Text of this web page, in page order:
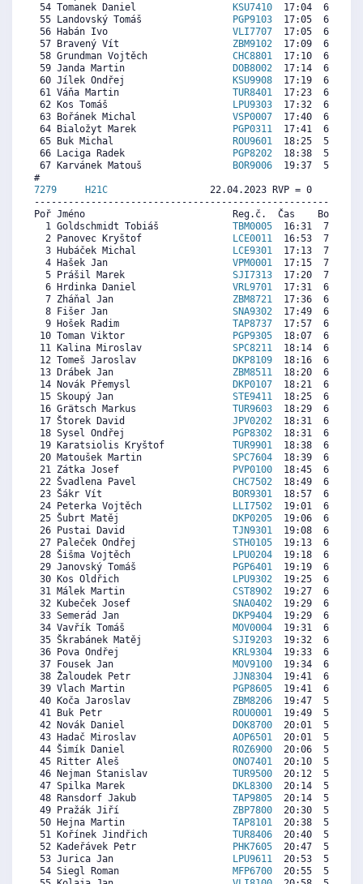
54 Tomanek Daniel
KSU7410
17:04  6498
55 Landovský Tomáš
PGP9103
17:05  6488
56 Habán Ivo VLI7707
17:05  6488
57 Bravený Vít ZBM9102
17:09  6450
58 Grundman Vojtěch CHC8801
17:10  6441
59 Janda Martin
DOB8002
17:14  6403
60 Jílek Ondřej
KSU9908
17:19  6356
61 Váňa Martin TUR8401
17:23  6318
62 Kos Tomáš
LPU9303
17:32  6232
63 Bořánek Michal VSP0007
17:40  6157
64 Bialožyt Marek
PGP0311
17:41  6147
65 Buk Michal
ROU9601
18:25  5730
66 Laciga Radek
PGP8202
18:38  5607
67 Karvánek Matouš
BOR9006
19:37  5048
7279
H21C
22.04.2023 RVP = 0     IP
Poř Jméno                          Reg.č.  Čas    Body
  1 Goldschmidt Tobiáš
TBM0005
16:31  7376
  2 Panovec Kryštof
LCE0011
16:53  7219
  3 Hubáček Michal
LCE9301
17:13  7077
  4 Hašek Jan
VPM0001
17:15  7062
  5 Prášil Marek
SJI7313
17:20  7027
  6 Hrdinka Daniel
VRL9701
17:31  6948
  7 Zháňal Jan
ZBM8721
17:36  6913
  8 Fišer Jan
SNA9302
17:49  6820
  9 Hošek Radim
TAP8737
17:57  6763
10 Toman Viktor
PGP9305
18:07  6691
11 Kalina Miroslav SPC8211
18:14  6641
12 Tomeš Jaroslav
DKP8109
18:16  6627
13 Drábek Jan ZBM8511
18:20  6599
14 Novák Přemysl
DKP0107
18:21  6591
15 Skoupý Jan STE9411
18:25  6563
16 Grätsch Markus TUR9603
18:29  6534
17 Štorek David JPV0202
18:31  6520
18 Sysel Ondřej
PGP8302
18:31  6520
19 Karatsiolis Kryštof TUR9901
18:38  6470
20 Matoušek Martin SPC7604
18:39  6463
21 Zátka Josef
PVP0100
18:45  6420
22 Švadlena Pavel CHC7502
18:49  6392
23 Šákr Vít
BOR9301
18:57  6335
24 Peterka Vojtěch
LLI7502
19:01  6306
25 Šubrt Matěj
DKP0205
19:06  6270
26 Pustai David TJN9301
19:08  6256
27 Paleček Ondřej STH0105
19:13  6220
28 Šišma Vojtěch
LPU0204
19:18  6185
29 Janovský Tomáš
PGP6401
19:19  6178
30 Kos Oldřich
LPU9302
19:25  6135
31 Málek Martin CST8902
19:27  6120
32 Kubeček Josef SNA0402
19:29  6106
33 Semerád Jan
DKP9404
19:29  6106
34 Vavřík Tomáš MOV0004
19:31  6092
35 Škrabánek Matěj SJI9203
19:32  6085
36 Pova Ondřej
KRL9304
19:33  6078
37 Fousek Jan MOV9100
19:34  6070
38 Žaloudek Petr JJN8304
19:41  6021
39 Vlach Martin
PGP8605
19:41  6021
40 Koča Jaroslav ZBM8206
19:47  5978
41 Buk Petr
ROU0001
19:49  5963
42 Novák Daniel
DOK8700
20:01  5878
43 Hadač Miroslav AOP6501
20:01  5878
44 Šimík Daniel
ROZ6900
20:06  5842
45 Ritter Aleš ONO7401
20:10  5814
46 Nejman Stanislav TUR9500
20:12  5799
47 Spilka Marek
DKL8300
20:14  5785
48 Ransdorf Jakub TAP9805
20:14  5785
49 Pražák Jiří ZBP7800
20:30  5671
50 Hejna Martin TAP8101
20:38  5614
51 Kořínek Jindřich TUR8406
20:40  5600
52 Kadeřávek Petr
PHK7605
20:47  5550
53 Jurica Jan
LPU9611
20:53  5507
54 Siegl Roman MFP6700
20:55  5492